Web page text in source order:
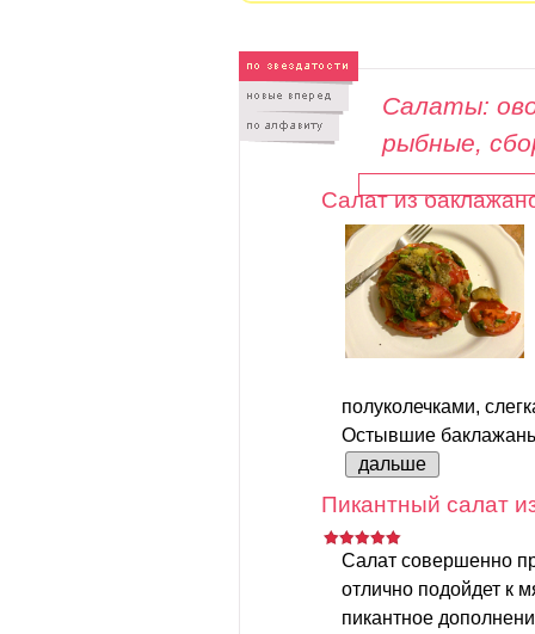
Салаты:
рыбные,
Салат из
полуколечками,
Остывшие
дальше
Пикантный салат
Салат совершенно
отлично подойдет к
пикантное